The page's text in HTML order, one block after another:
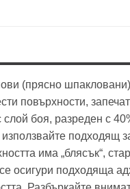
(прясно
повърхности,
слой боя, разреден с
подходящ
има „блясък“,
осигури подходяща